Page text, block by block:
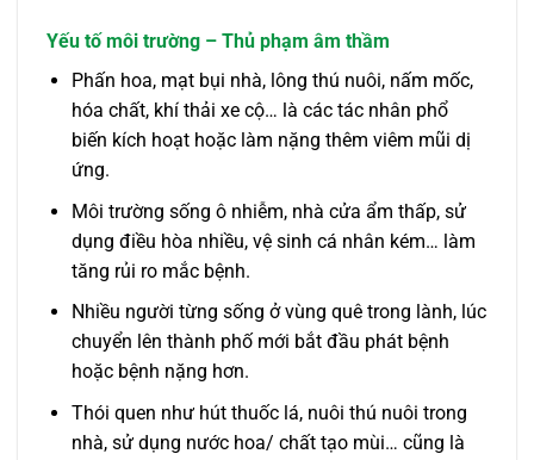
Yếu tố môi trường – Thủ phạm âm thầm
Phấn hoa, mạt bụi nhà, lông thú nuôi, nấm mốc,
hóa chất, khí thải xe cộ… là các tác nhân phổ
biến kích hoạt hoặc làm nặng thêm viêm mũi dị
ứng.
Môi trường sống ô nhiễm, nhà cửa ẩm thấp, sử
dụng điều hòa nhiều, vệ sinh cá nhân kém… làm
tăng rủi ro mắc bệnh.
Nhiều người từng sống ở vùng quê trong lành, lúc
chuyển lên thành phố mới bắt đầu phát bệnh
hoặc bệnh nặng hơn.
Thói quen như hút thuốc lá, nuôi thú nuôi trong
nhà, sử dụng nước hoa/ chất tạo mùi… cũng là